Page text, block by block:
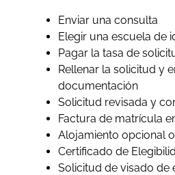
Enviar una consulta
Elegir una escuela de
Pagar la tasa de
Rellenar la solicitud y
documentación
Solicitud revisada y
Factura de matrícula
Alojamiento opcional
Certificado de
Solicitud de visado de